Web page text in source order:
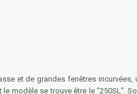
et de grandes fenêtres
modèle se trouve être le "250SL".